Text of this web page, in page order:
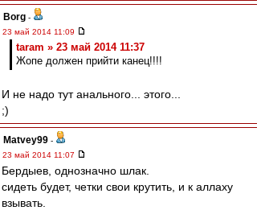
Borg -
23 май 2014 11:09
taram » 23 май 2014 11:37
Жопе должен прийти канец!!!!
И не надо тут анального... этого...
;)
Matvey99 -
23 май 2014 11:07
Бердыев, однозначно шлак.
сидеть будет, четки свои крутить, и к аллаху
взывать.